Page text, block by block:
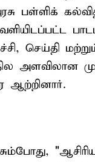
பள்ளிக்
வெளியிடப்பட்ட
செய்தி
அளவிலான
ஆற்றினார்.